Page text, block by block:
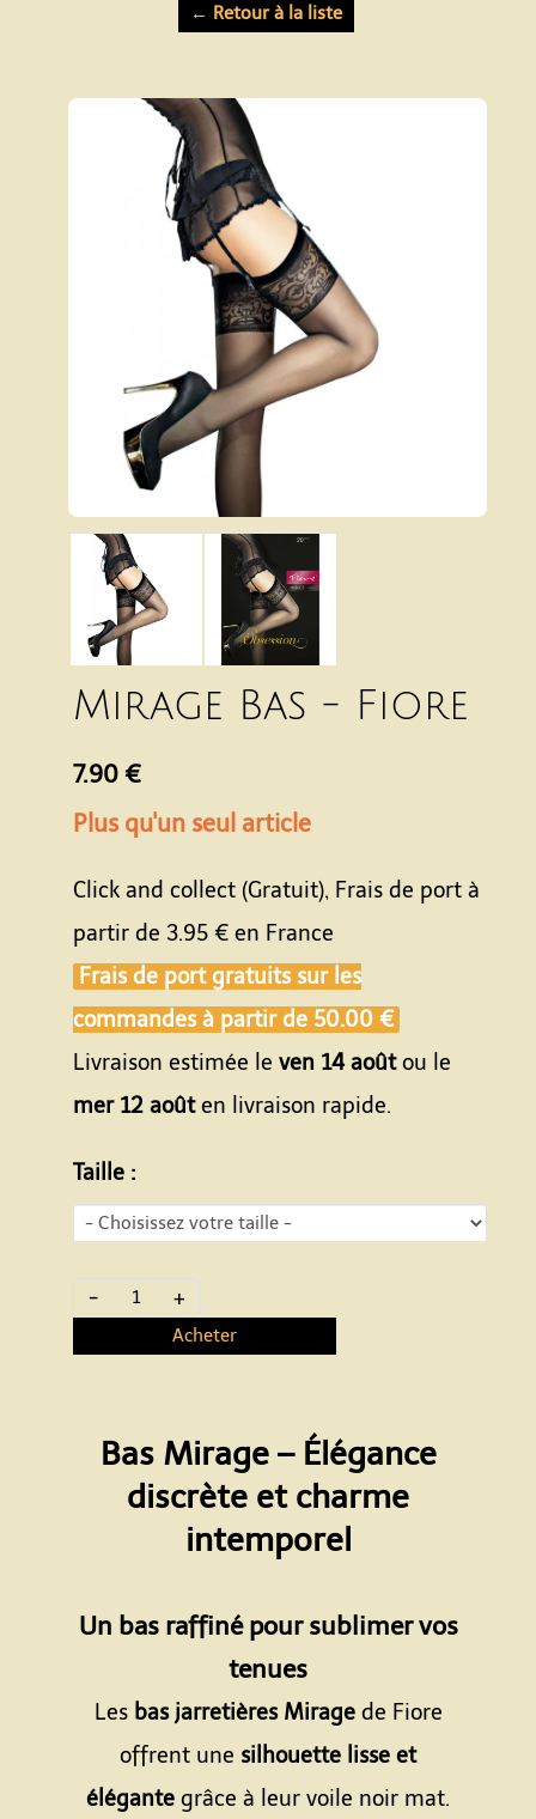
← Retour à la liste
Mirage Bas - Fiore
7.90 €
Plus qu'un seul article
Click and collect (Gratuit), Frais de port à
partir de 3.95 € en France
Frais de port gratuits sur les
commandes à partir de 50.00 €
Livraison estimée le ven 14 aoûtou le
mer 12 aoûten livraison rapide.
Taille :
- +
Acheter
Bas Mirage – Élégance
discrète et charme
intemporel
Un bas raffiné pour sublimer vos
tenues
Les bas jarretières Miragede Fiore
offrent une silhouette lisse et
élégante grâce à leur voile noir mat.